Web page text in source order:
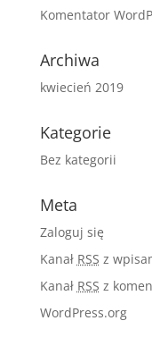
Komentator
Archiwa
kwiecień 2019
Kategorie
Bez kategorii
Meta
Zaloguj się
Kanał RSS z
Kanał RSS z
WordPress.org